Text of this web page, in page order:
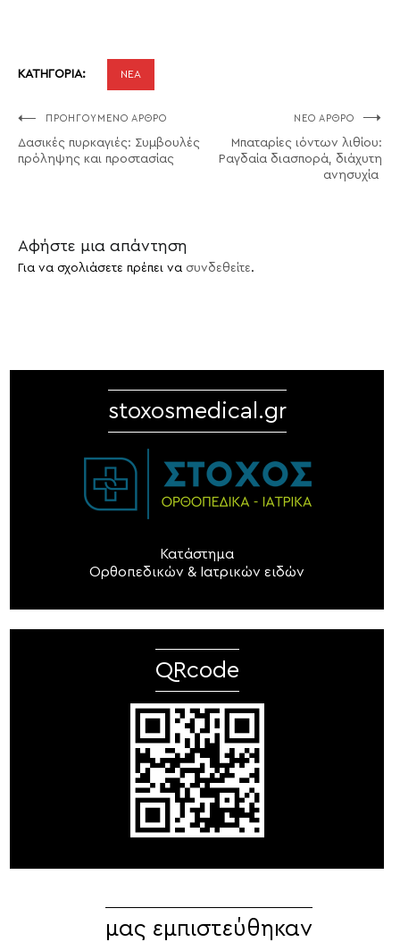
ΚΑΤΗΓΟΡΊΑ: ΝΕΑ
Πλοήγηση
άρθρων
ΠΡΟΗΓΟΎΜΕΝΟ ΆΡΘΡΟ
Δασικές πυρκαγιές: Συμβουλές
πρόληψης και προστασίας
ΝΈΟ ΆΡΘΡΟ
Μπαταρίες ιόντων λιθίου:
Ραγδαία διασπορά, διάχυτη
ανησυχία
Αφήστε μια απάντηση
Για να σχολιάσετε πρέπει να συνδεθείτε.
stoxosmedical.gr
Κατάστημα
Ορθοπεδικών & Ιατρικών ειδών
QRcode
μας εμπιστεύθηκαν